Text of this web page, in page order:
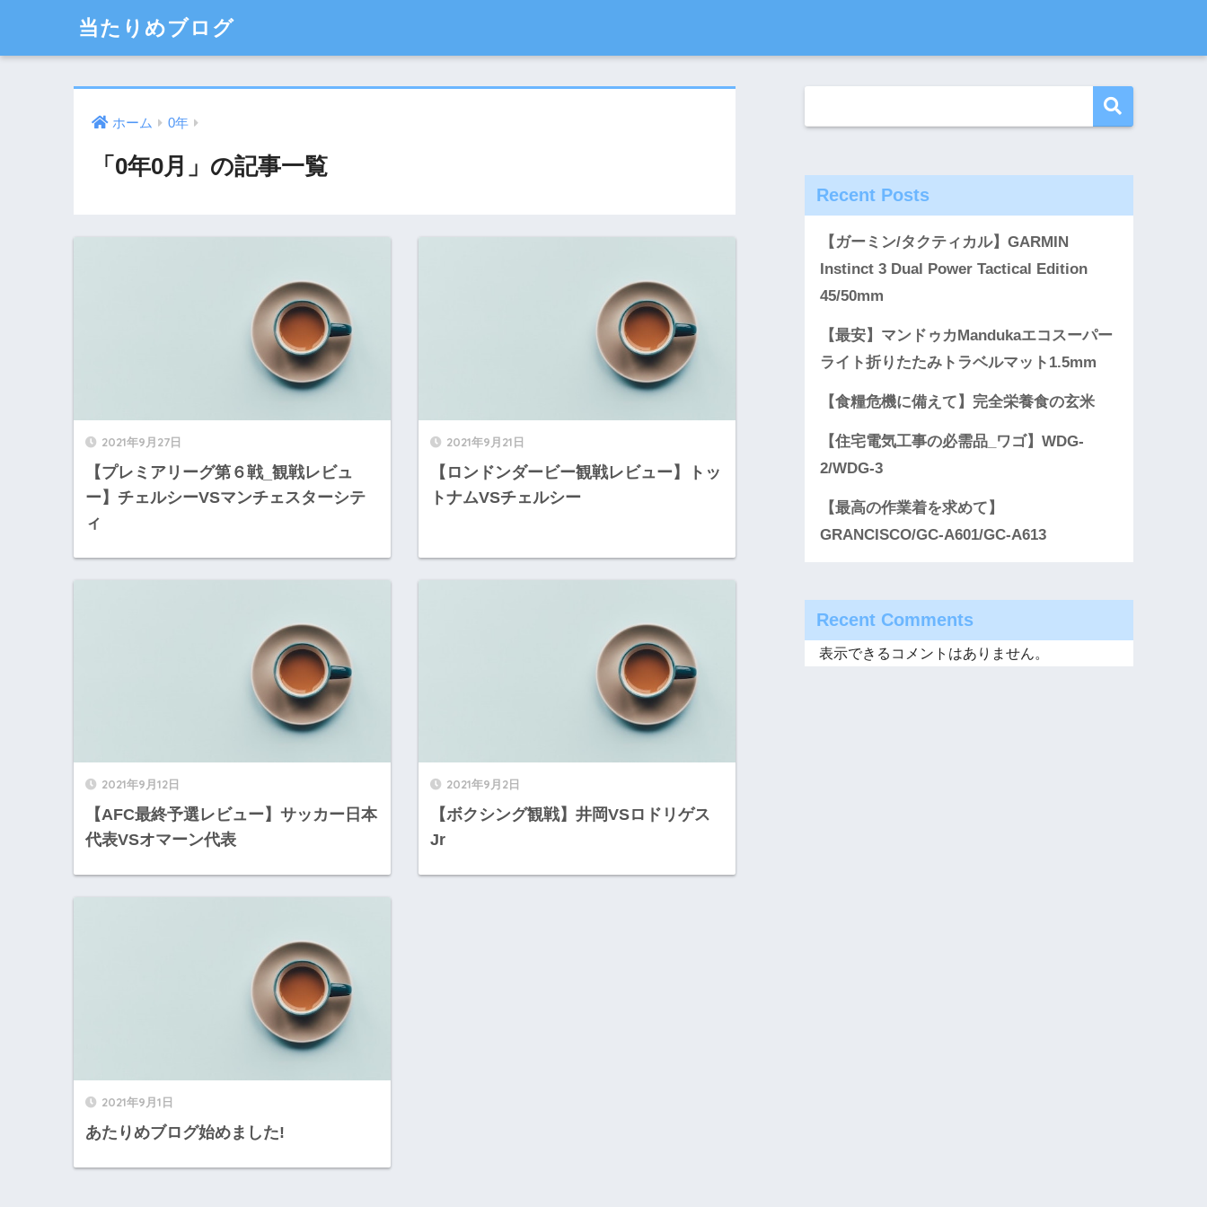
当たりめブログ
ホーム 0年
「0年0月」の記事一覧
2021年9月27日
【プレミアリーグ第６戦_観戦レビュ
ー】チェルシーVSマンチェスターシテ
ィ
2021年9月21日
【ロンドンダービー観戦レビュー】トッ
トナムVSチェルシー
2021年9月12日
【AFC最終予選レビュー】サッカー日本
代表VSオマーン代表
2021年9月2日
【ボクシング観戦】井岡VSロドリゲス
Jr
2021年9月1日
あたりめブログ始めました!
Recent Posts
【ガーミン/タクティカル】GARMIN
Instinct 3 Dual Power Tactical Edition
45/50mm
【最安】マンドゥカMandukaエコスーパー
ライト折りたたみトラベルマット1.5mm
【食糧危機に備えて】完全栄養食の玄米
【住宅電気工事の必需品_ワゴ】WDG-
2/WDG-3
【最高の作業着を求めて】
GRANCISCO/GC-A601/GC-A613
Recent Comments
表示できるコメントはありません。